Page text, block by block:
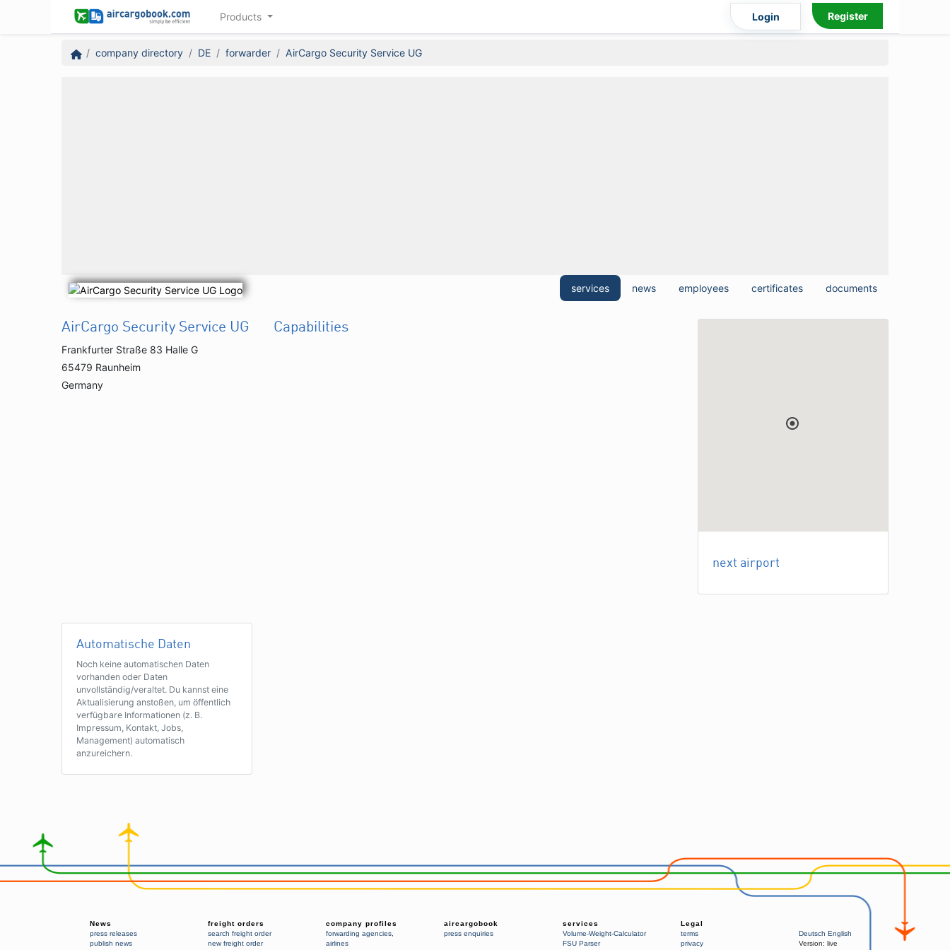
Products Login Register
company directory DE forwarder AirCargo Security Service UG
services news employees certificates documents
AirCargo Security Service UG
Frankfurter Straße 83 Halle G
65479 Raunheim
Germany
Capabilities
next airport
Automatische Daten
Noch keine automatischen Daten
vorhanden oder Daten
unvollständig/veraltet. Du kannst eine
Aktualisierung anstoßen, um öffentlich
verfügbare Informationen (z. B.
Impressum, Kontakt, Jobs,
Management) automatisch
anzureichern.
News
press releases
publish news
freight orders
search freight order
new freight order
company profiles
forwarding agencies
airlines
aircargobook
press enquiries
services
Volume-Weight-Calculator
FSU Parser
Legal
terms
privacy
Deutsch English
Version: live